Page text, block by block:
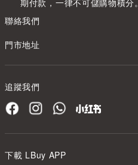
期付款，一律不可儲購物積分。
聯絡我們
門市地址
追蹤我們
下載 LBuy APP